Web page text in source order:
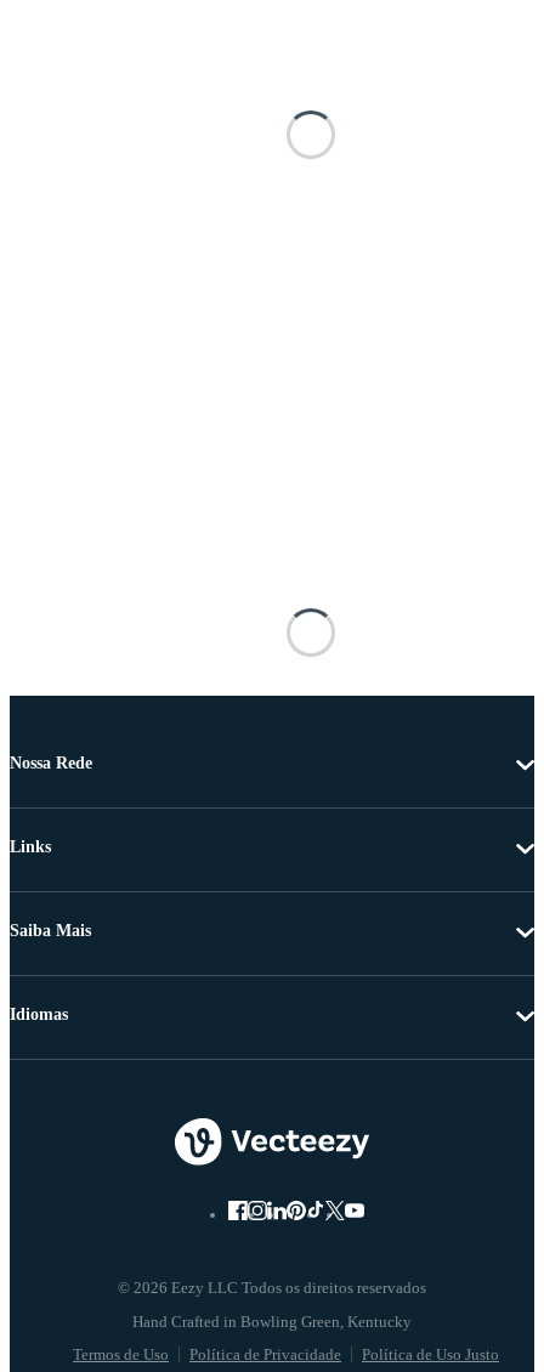
Nossa Rede
Links
Saiba Mais
© 2026 Eezy LLC Todos os direitos reservados
Termos de Uso Política de Privacidade Política de Uso Justo
Idiomas